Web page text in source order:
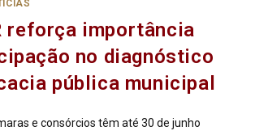
reforça importância
no diagnóstico
pública municipal
e consórcios têm até 30 de junho